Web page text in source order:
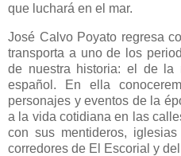
que luchará en el mar.
José Calvo Poyato regresa
transporta a uno de los
de nuestra historia: el de la
español. En ella
personajes y eventos de la
a la vida cotidiana en las
con sus mentideros,
corredores de El Escorial y